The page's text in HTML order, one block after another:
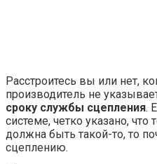
Расстроитесь вы или нет,
производитель не
сроку службы сцепления.
системе, четко указано,
должна быть такой-то, то
сцеплению.